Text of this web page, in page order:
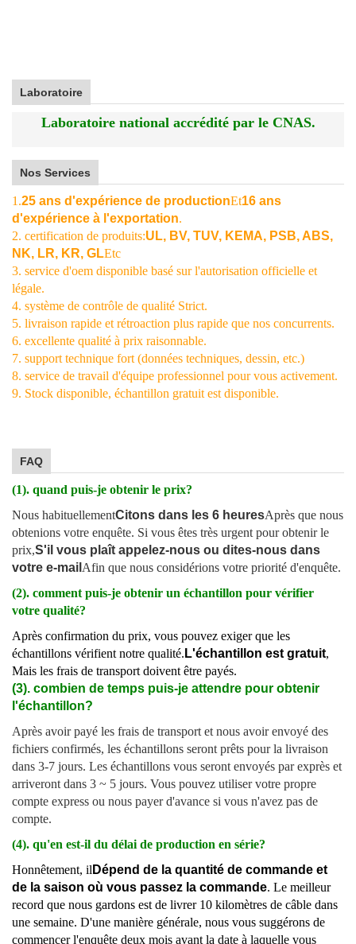
Laboratoire
Laboratoire national accrédité par le CNAS.
Nos Services
1.25 ans d'expérience de productionEt16 ans
d'expérience à l'exportation.
2. certification de produits:UL, BV, TUV, KEMA, PSB, ABS,
NK, LR, KR, GLEtc
3. service d'oem disponible basé sur l'autorisation officielle et
légale.
4. système de contrôle de qualité Strict.
5. livraison rapide et rétroaction plus rapide que nos concurrents.
6. excellente qualité à prix raisonnable.
7. support technique fort (données techniques, dessin, etc.)
8. service de travail d'équipe professionnel pour vous activement.
9. Stock disponible, échantillon gratuit est disponible.
FAQ
(1). quand puis-je obtenir le prix?
Nous habituellementCitons dans les 6 heuresAprès que nous
obtenions votre enquête. Si vous êtes très urgent pour obtenir le
prix,S'il vous plaît appelez-nous ou dites-nous dans
votre e-mail Afin que nous considérions votre priorité d'enquête.
(2). comment puis-je obtenir un échantillon pour vérifier
votre qualité?
Après confirmation du prix, vous pouvez exiger que les
échantillons vérifient notre qualité. L'échantillon est gratuit,
Mais les frais de transport doivent être payés.
(3). combien de temps puis-je attendre pour obtenir
l'échantillon?
Après avoir payé les frais de transport et nous avoir envoyé des
fichiers confirmés, les échantillons seront prêts pour la livraison
dans 3-7 jours. Les échantillons vous seront envoyés par exprès et
arriveront dans 3 ~ 5 jours. Vous pouvez utiliser votre propre
compte express ou nous payer d'avance si vous n'avez pas de
compte.
(4). qu'en est-il du délai de production en série?
Honnêtement, il Dépend de la quantité de commande et
de la saison où vous passez la commande. Le meilleur
record que nous gardons est de livrer 10 kilomètres de câble dans
une semaine. D'une manière générale, nous vous suggérons de
commencer l'enquête deux mois avant la date à laquelle vous